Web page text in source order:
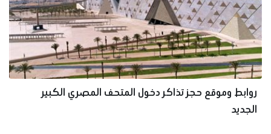
روابط وموقع حجز تذاكر دخول المتحف المصري الكبير
الجديد